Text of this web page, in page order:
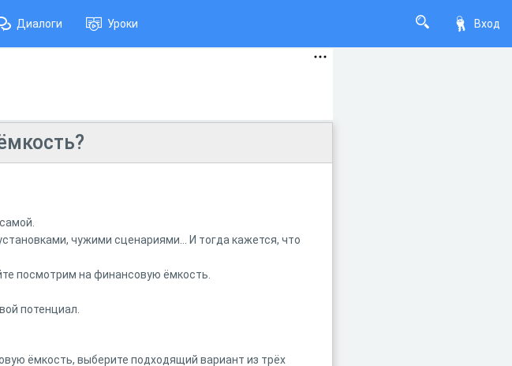
Вход
Диалоги Уроки
чужими сценариями... И тогда кажется, что
посмотрим на финансовую ёмкость.
потенциал.
ёмкость, выберите подходящий вариант из трёх